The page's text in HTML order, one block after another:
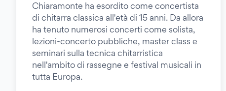
Chiaramonte ha esordito come concertista
di chitarra classica all'età di 15 anni. Da allora
ha tenuto numerosi concerti come solista,
lezioni-concerto pubbliche, master class e
seminari sulla tecnica chitarristica
nell'ambito di rassegne e festival musicali in
tutta Europa.